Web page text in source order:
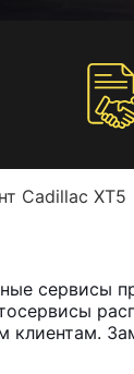
Cadillac XT5
сервисы
клиентам.